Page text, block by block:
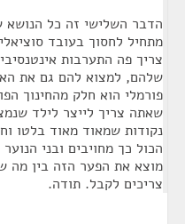
הדבר השלישי זה כל הנושא
מתחיל לחסוך בעובד
צריך פה התערבות
שלהם, למצוא להם גם את
פורמלי הוא חלק מהחינוך
שאתה צריך לייצר לילד
נקודות שמאוד מאוד בלטו
הכול כך מחויבים ובני
מוצא את הפער הזה בין מה
צריכים לקבל. תודה.